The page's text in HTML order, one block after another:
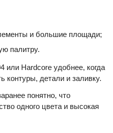
и большие площади;
палитру.
Hardcore удобнее, когда
контуры, детали и заливку.
понятно, что
одного цвета и высокая